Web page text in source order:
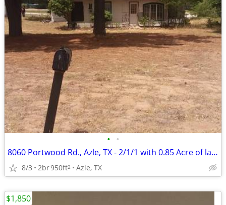
• •
8060 Portwood Rd., Azle, TX - 2/1/1 with 0.85 Acre of land
8/3 2br950ft2 Azle, TX
$1,850